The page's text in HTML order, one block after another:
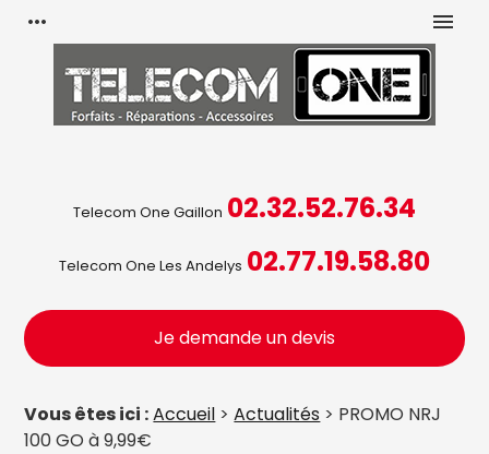
more_horiz menu
Telecom One Gaillon 02.32.52.76.34
Telecom One Les Andelys 02.77.19.58.80
Je demande un devis
Vous êtes ici :Accueil >Actualités > PROMO NRJ
100 GO à 9,99€